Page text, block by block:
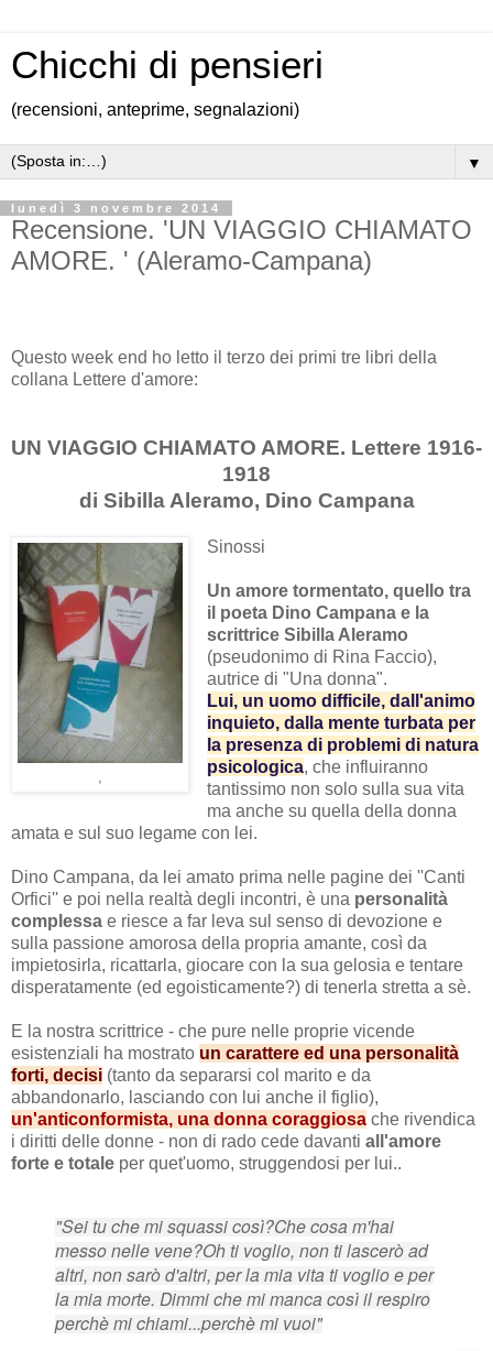
Chicchi di pensieri
(recensioni, anteprime, segnalazioni)
▼
lunedì 3 novembre 2014
Recensione. 'UN VIAGGIO CHIAMATO
AMORE. ' (Aleramo-Campana)
Questo week end ho letto il terzo dei primi tre libri della
collana Lettere d'amore:
UN VIAGGIO CHIAMATO AMORE. Lettere 1916-
1918
di Sibilla Aleramo, Dino Campana
Sinossi
Un amore tormentato, quello tra
il poeta Dino Campana e la
scrittrice Sibilla Aleramo
(pseudonimo di Rina Faccio),
autrice di "Una donna".
Lui, un uomo difficile, dall'animo
inquieto, dalla mente turbata per
la presenza di problemi di natura
psicologica, che influiranno
tantissimo non solo sulla sua vita
ma anche su quella della donna
amata e sul suo legame con lei.
Dino Campana, da lei amato prima nelle pagine dei ''Canti
Orfici'' e poi nella realtà degli incontri, è una personalità
complessa e riesce a far leva sul senso di devozione e
sulla passione amorosa della propria amante, così da
impietosirla, ricattarla, giocare con la sua gelosia e tentare
disperatamente (ed egoisticamente?) di tenerla stretta a sè.
E la nostra scrittrice - che pure nelle proprie vicende
esistenziali ha mostrato un carattere ed una personalità
forti, decisi (tanto da separarsi col marito e da
abbandonarlo, lasciando con lui anche il figlio),
un'anticonformista, una donna coraggiosa che rivendica
i diritti delle donne - non di rado cede davanti all'amore
forte e totale per quet'uomo, struggendosi per lui..
"Sei tu che mi squassi così?Che cosa m'hai
messo nelle vene?Oh ti voglio, non ti lascerò ad
altri, non sarò d'altri, per la mia vita ti voglio e per
la mia morte. Dimmi che mi manca così il respiro
perchè mi chiami...perchè mi vuoi"